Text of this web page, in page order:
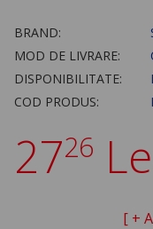
BRAND:
MOD DE LIVRARE:
DISPONIBILITATE:
COD PRODUS:
2726
[ +